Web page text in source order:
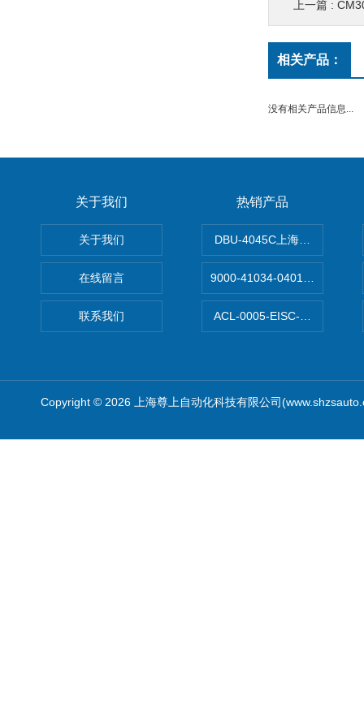
上一篇 :
相关产品：
没有相关产品信息...
关于我们
关于我们
在线留言
联系我们
热销产品
DBU-4045C上海鹰峰制动单
9000-41034-0401000穆尔
ACL-0005-EISC-E2M8C上海
Copyright © 2026 上海尊上自动化科技有限公司